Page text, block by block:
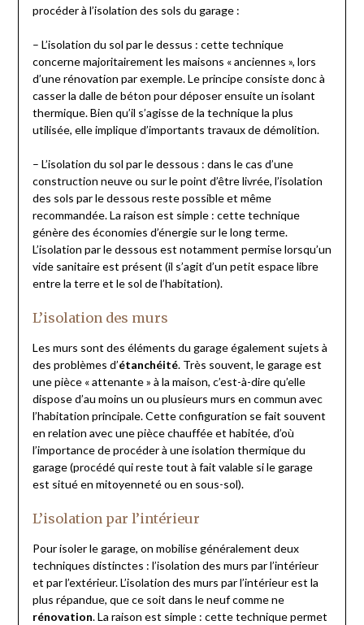
procéder à l’isolation des sols du garage :
– L’isolation du sol par le dessus : cette technique
concerne majoritairement les maisons « anciennes », lors
d’une rénovation par exemple. Le principe consiste donc à
casser la dalle de béton pour déposer ensuite un isolant
thermique. Bien qu’il s’agisse de la technique la plus
utilisée, elle implique d’importants travaux de démolition.
– L’isolation du sol par le dessous : dans le cas d’une
construction neuve ou sur le point d’être livrée, l’isolation
des sols par le dessous reste possible et même
recommandée. La raison est simple : cette technique
génère des économies d’énergie sur le long terme.
L’isolation par le dessous est notamment permise lorsqu’un
vide sanitaire est présent (il s’agit d’un petit espace libre
entre la terre et le sol de l’habitation).
L’isolation des murs
Les murs sont des éléments du garage également sujets à
des problèmes d’étanchéité. Très souvent, le garage est
une pièce « attenante » à la maison, c’est-à-dire qu’elle
dispose d’au moins un ou plusieurs murs en commun avec
l’habitation principale. Cette configuration se fait souvent
en relation avec une pièce chauffée et habitée, d’où
l’importance de procéder à une isolation thermique du
garage (procédé qui reste tout à fait valable si le garage
est situé en mitoyenneté ou en sous-sol).
L’isolation par l’intérieur
Pour isoler le garage, on mobilise généralement deux
techniques distinctes : l’isolation des murs par l’intérieur
et par l’extérieur. L’isolation des murs par l’intérieur est la
plus répandue, que ce soit dans le neuf comme ne
rénovation. La raison est simple : cette technique permet